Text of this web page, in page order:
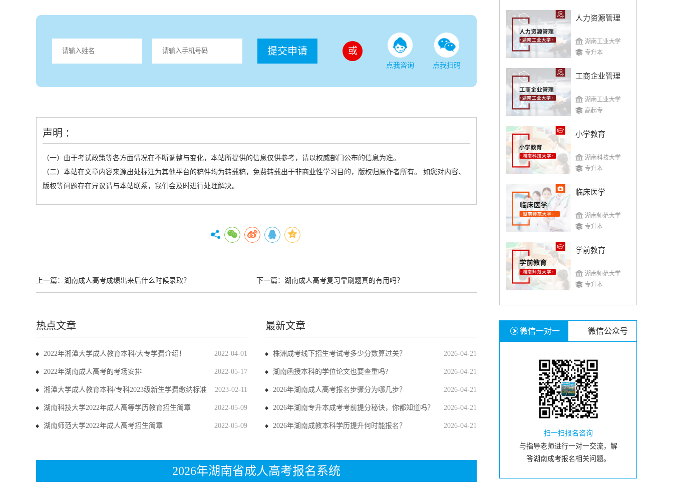
提交申请 或
点我咨询 点我扫码
声明 ：
（一）由于考试政策等各方面情况在不断调整与变化，本站所提供的信息仅供参考，请以权威部门公布的信息为准。
（二）本站在文章内容来源出处标注为其他平台的稿件均为转载稿，免费转载出于非商业性学习目的，版权归原作者所有。 如您对内容、
版权等问题存在异议请与本站联系，我们会及时进行处理解决。
上一篇： 湖南成人高考成绩出来后什么时候录取？ 下一篇： 湖南成人高考复习靠刷题真的有用吗？
热点文章
2022-04-01
2022年湘潭大学成人教育本科/大专学费介绍！
2022-05-17
2022年湖南成人高考的考场安排
2023-02-11
湘潭大学成人教育本科/专科2023级新生学费缴纳标准
2022-05-09
湖南科技大学2022年成人高等学历教育招生简章
2022-05-09
湖南师范大学2022年成人高考招生简章
最新文章
2026-04-21
株洲成考线下招生考试考多少分数算过关？
2026-04-21
湖南函授本科的学位论文也要查重吗?
2026-04-21
2026年湖南成人高考报名步骤分为哪几步？
2026-04-21
2026年湖南专升本成考考前提分秘诀，你都知道吗？
2026-04-21
2026年湖南成教本科学历提升何时能报名？
2026年湖南省成人高考报名系统
人力资源管理
湖南工业大学
专升本
工商企业管理
湖南工业大学
高起专
小学教育
湖南科技大学
专升本
临床医学
湖南师范大学
专升本
学前教育
湖南师范大学
专升本
微信一对一 微信公众号
扫一扫报名咨询
与指导老师进行一对一交流，解
答湖南成考报名相关问题。